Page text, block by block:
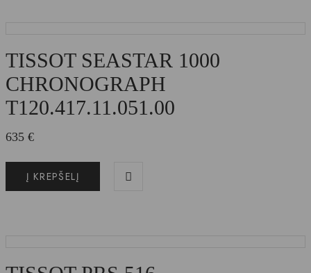
TISSOT SEASTAR 1000
CHRONOGRAPH
T120.417.11.051.00
635 €
Į KREPŠELĮ